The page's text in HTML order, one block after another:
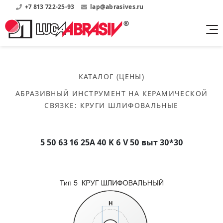
+7 813 722-25-93 lap@abrasives.ru
бакелитовой связке
Скачать каталог
Круги шлифовальные
Сегменты шлифовальные
керамической связке
Скачать каталог
Круги шлифовальные
Скачать прайсы на нашу продукцию
Нормативные документы, ГОСТы, Инструкции по
Публикации
О нас
Информация о заводе
История завода
Партнеры
Список партнеров завода
Мероприятия
Контакты
КАТАЛОГ (ЦЕНЫ)
АБРАЗИВНЫЙ ИНСТРУМЕНТ НА КЕРАМИЧЕСКОЙ
СВЯЗКЕ : КРУГИ ШЛИФОВАЛЬНЫЕ
5 50 63 16 25А 40 K 6 V 50 выт 30*30